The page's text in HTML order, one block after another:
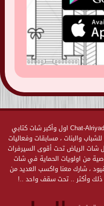
شات دردشة الرياض الترفيهية Chat-Alriyadh.Com اول وأكبر شات كتابي
والبنات ، مسابقات وفعاليات
شات الرياض تحت أقوى السيرفرات
من اولويات الحماية في شات
، شارك معنا واكسب العديد من
كل ذلك وأكثر .. تحت سقف واحد ..!